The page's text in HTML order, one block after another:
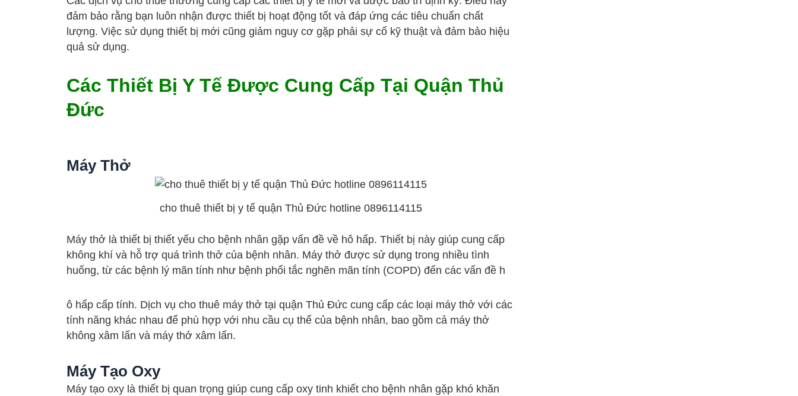
đảm bảo rằng bạn luôn nhận được thiết bị hoạt động tốt và đáp ứng các tiêu chuẩn chất
lượng. Việc sử dụng thiết bị mới cũng giảm nguy cơ gặp phải sự cố kỹ thuật và đảm bảo hiệu
quả sử dụng.
Các Thiết Bị Y Tế Được Cung Cấp Tại Quận Thủ
Đức
Máy Thở
cho thuê thiết bị y tế quận Thủ Đức hotline 0896114115
Máy thở là thiết bị thiết yếu cho bệnh nhân gặp vấn đề về hô hấp. Thiết bị này giúp cung cấp
không khí và hỗ trợ quá trình thở của bệnh nhân. Máy thở được sử dụng trong nhiều tình
huống, từ các bệnh lý mãn tính như bệnh phổi tắc nghẽn mãn tính (COPD) đến các vấn đề h
ô hấp cấp tính. Dịch vụ cho thuê máy thở tại quận Thủ Đức cung cấp các loại máy thở với các
tính năng khác nhau để phù hợp với nhu cầu cụ thể của bệnh nhân, bao gồm cả máy thở
không xâm lấn và máy thở xâm lấn.
Máy Tạo Oxy
Máy tạo oxy là thiết bị quan trọng giúp cung cấp oxy tinh khiết cho bệnh nhân gặp khó khăn